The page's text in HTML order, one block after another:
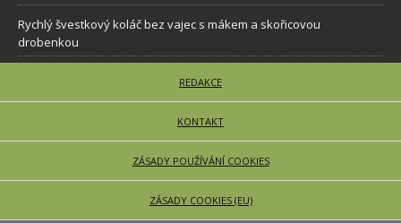
Rychlý švestkový koláč bez vajec s mákem a skořicovou
drobenkou
REDAKCE
KONTAKT
ZÁSADY POUŽÍVÁNÍ COOKIES
ZÁSADY COOKIES (EU)